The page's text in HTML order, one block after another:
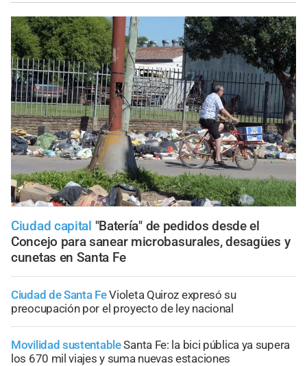
Ciudad capital "Batería" de pedidos desde el
Concejo para sanear microbasurales, desagües y
cunetas en Santa Fe
Ciudad de Santa FeVioleta Quiroz expresó su
preocupación por el proyecto de ley nacional
Movilidad sustentableSanta Fe: la bici pública ya supera
los 670 mil viajes y suma nuevas estaciones